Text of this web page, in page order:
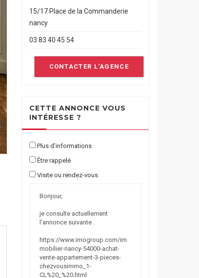
15/17 Place de la Commanderie
nancy
03 83 40 45 54
CONTACTER L'AGENCE
CETTE ANNONCE VOUS
INTÉRESSE ?
Plus d'informations
Être rappelé
Visite ou rendez-vous